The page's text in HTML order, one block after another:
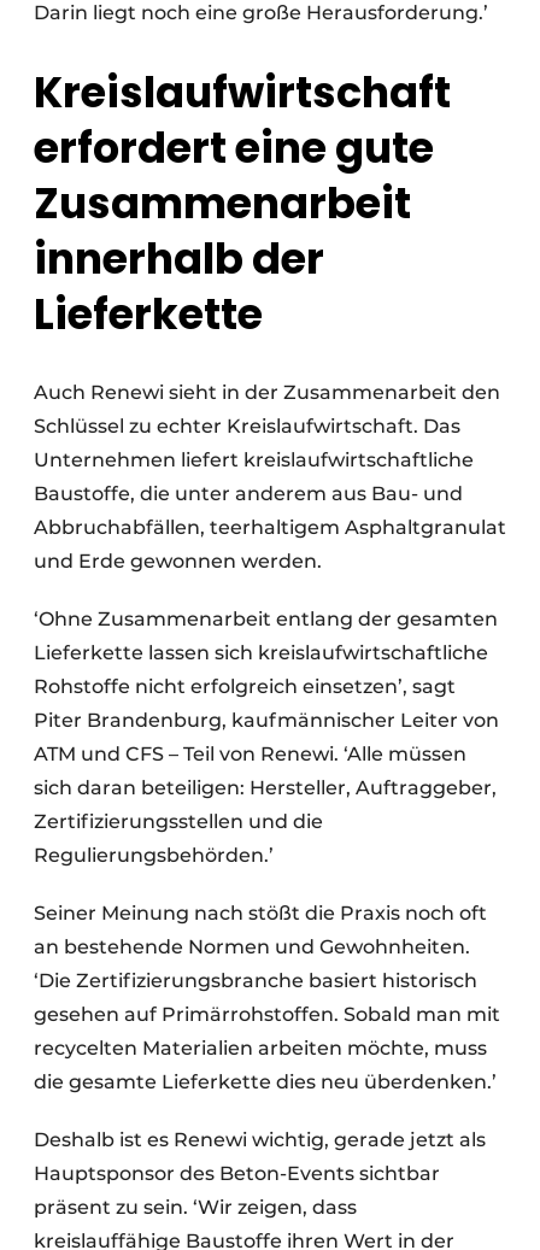
Darin liegt noch eine große Herausforderung.’
Kreislaufwirtschaft
erfordert eine gute
Zusammenarbeit
innerhalb der
Lieferkette
Auch Renewi sieht in der Zusammenarbeit den
Schlüssel zu echter Kreislaufwirtschaft. Das
Unternehmen liefert kreislaufwirtschaftliche
Baustoffe, die unter anderem aus Bau- und
Abbruchabfällen, teerhaltigem Asphaltgranulat
und Erde gewonnen werden.
‘Ohne Zusammenarbeit entlang der gesamten
Lieferkette lassen sich kreislaufwirtschaftliche
Rohstoffe nicht erfolgreich einsetzen’, sagt
Piter Brandenburg, kaufmännischer Leiter von
ATM und CFS – Teil von Renewi. ‘Alle müssen
sich daran beteiligen: Hersteller, Auftraggeber,
Zertifizierungsstellen und die
Regulierungsbehörden.’
Seiner Meinung nach stößt die Praxis noch oft
an bestehende Normen und Gewohnheiten.
‘Die Zertifizierungsbranche basiert historisch
gesehen auf Primärrohstoffen. Sobald man mit
recycelten Materialien arbeiten möchte, muss
die gesamte Lieferkette dies neu überdenken.’
Deshalb ist es Renewi wichtig, gerade jetzt als
Hauptsponsor des Beton-Events sichtbar
präsent zu sein. ‘Wir zeigen, dass
kreislauffähige Baustoffe ihren Wert in der